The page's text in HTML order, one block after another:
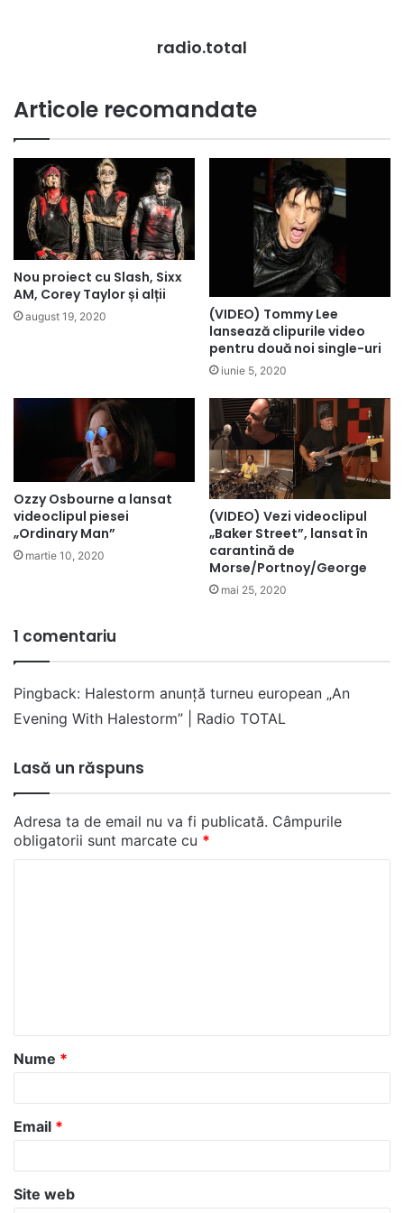
radio.total
Articole recomandate
Nou proiect cu Slash, Sixx
AM, Corey Taylor și alții
august 19, 2020
(VIDEO) Tommy Lee
lansează clipurile video
pentru două noi single-uri
iunie 5, 2020
Ozzy Osbourne a lansat
videoclipul piesei
„Ordinary Man”
martie 10, 2020
(VIDEO) Vezi videoclipul
„Baker Street”, lansat în
carantină de
Morse/Portnoy/George
mai 25, 2020
1 comentariu
Pingback: Halestorm anunță turneu european „An
Evening With Halestorm” | Radio TOTAL
Lasă un răspuns
Adresa ta de email nu va fi publicată. Câmpurile
obligatorii sunt marcate cu *
a
r
*
Nume *
Email *
Site web